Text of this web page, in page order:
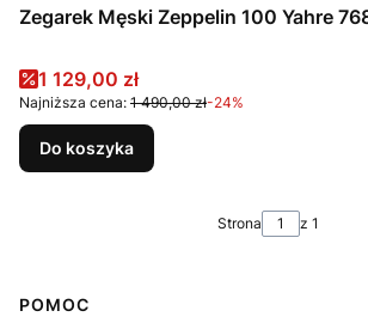
Zegarek Męski Zeppelin 100 Yahre
Cena promocyjna
1 129,00 zł
Najniższa cena: 1 490,00 zł-24%
Do koszyka
Strona z 1
Linki w stopce
POMOC